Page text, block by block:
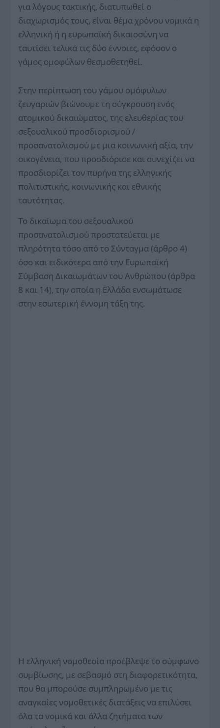
για λόγους τακτικής, διατυπωθεί ο
διαχωρισμός τους, είναι θέμα χρόνου νομικά η
ελληνική ή η ευρωπαϊκή δικαιοσύνη να
ταυτίσει τελικά τις δύο έννοιες, εφόσον ο
γάμος ομοφύλων θεσμοθετηθεί.
Στην περίπτωση του γάμου ομόφυλων
ζευγαριών βιώνουμε τη σύγκρουση ενός
ατομικού δικαιώματος, της ελευθερίας του
σεξουαλικού προσδιορισμού /
προσανατολισμού με μια κοινωνική αξία, την
οικογένεια, που προσδιόρισε και συνεχίζει να
προσδιορίζει τον πυρήνα της ελληνικής
πολιτιστικής, κοινωνικής και εθνικής
ταυτότητας.
Το δικαίωμα του σεξουαλικού
προσανατολισμού προστατεύεται με
πληρότητα τόσο από το Σύνταγμα (άρθρο 4)
όσο και ειδικότερα από την Ευρωπαϊκή
Σύμβαση Δικαιωμάτων του Ανθρώπου (άρθρα
8 και 14), την οποία η Ελλάδα ενσωμάτωσε
στην εσωτερική έννομη τάξη της.
Η ελληνική νομοθεσία προέβλεψε το σύμφωνο
συμβίωσης, με σεβασμό στη διαφορετικότητα,
που θα μπορούσε συμπληρωμένο με τις
αναγκαίες νομοθετικές διατάξεις να επιλύσει
όλα τα νομικά και άλλα ζητήματα των